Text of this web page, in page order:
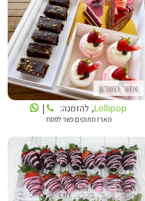
אזור השרון
LOLLIPOP
Lollipop, להזמנה: |
מארז מתוקים כשר לפסח
MLY